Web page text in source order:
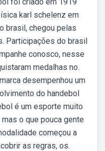
karl schelenz em
brasil, chegou pelas
Participações do brasil
conosco, nesse
medalhas no.
desempenhou um
do handebol
é um esporte muito
o que pouca gente
começou a
as regras, os.